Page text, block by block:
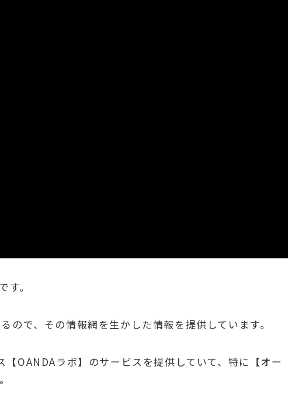
。
ので、その情報網を生かした情報を提供しています。
OANDAラボ】のサービスを提供していて、特に【オー